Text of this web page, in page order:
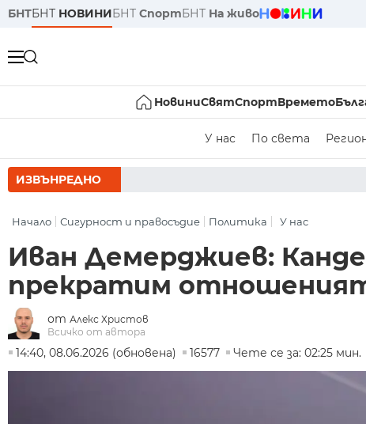
БНТБНТ НОВИНИБНТ СпортБНТ На живо
НовиниСвятСпортВремето
У нас По света
ИЗВЪНРЕДНО
Начало Сигурност и правосъдие Политика У нас
Иван Демерджиев:
прекратим
от Алекс Христов
Всичко от автора
14:40, 08.06.2026 (обновена)
16577 Чете се за: 02:25 мин.